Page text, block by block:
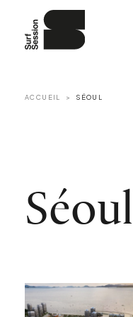
ACCUEIL SÉOUL
Séoul